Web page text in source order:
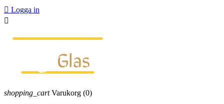
 Logga in

shopping_cart Varukorg (0)